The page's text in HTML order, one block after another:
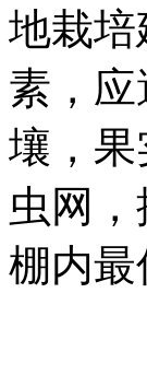
地栽培
素，
壤，
虫网
棚内